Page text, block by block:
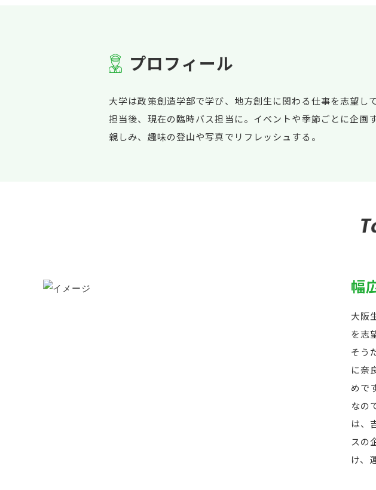
プロフィ ール
大学は政策創造学部で学び、地方創生に関わる仕事を志望
担当後、現在の臨時バス担当に。イベントや季節ごとに企
親しみ、趣味の登山や写真でリフレッシュする。
T
幅
大阪
を志
そう
に奈
めで
なの
は、
スの
け、